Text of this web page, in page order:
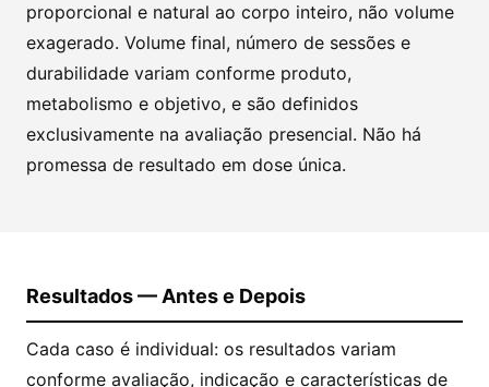
proporcional e natural ao corpo inteiro, não volume
exagerado. Volume final, número de sessões e
durabilidade variam conforme produto,
metabolismo e objetivo, e são definidos
exclusivamente na avaliação presencial. Não há
promessa de resultado em dose única.
Resultados — Antes e Depois
Cada caso é individual: os resultados variam
conforme avaliação, indicação e características de